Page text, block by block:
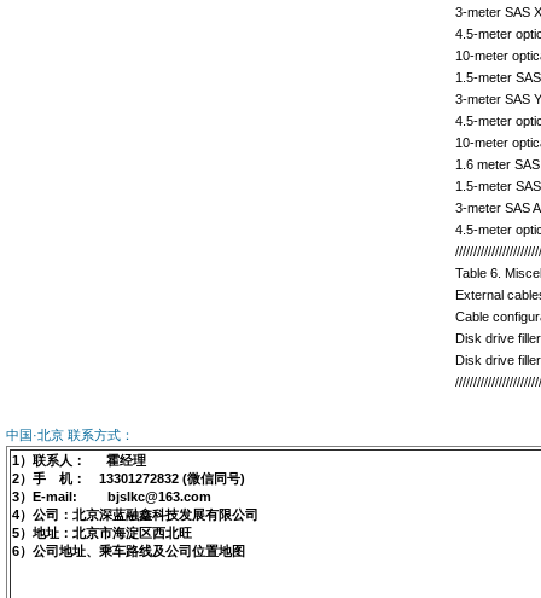
3-meter SAS
4.5-meter
10-meter
1.5-meter
3-meter SAS
4.5-meter
10-meter
1.6 meter
1.5-meter
3-meter SAS
4.5-meter
Table 6.
External
Cable
Disk drive
Disk drive
中国·北京 联系方式：
1）联系人： 霍经理
2）手 机： 13301272832 (微信同号)
3）E-mail: bjslkc@163.com
4）公司：北京深蓝融鑫科技发展有限公司
5）地址：北京市海淀区西北旺
6）公司地址、乘车路线及公司位置地图